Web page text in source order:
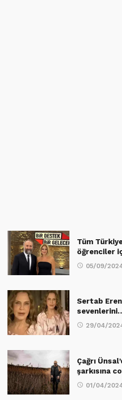
Tüm
öğrenciler
05/09/
Sertab
29/04/
Çağrı
şarkısına
01/04/